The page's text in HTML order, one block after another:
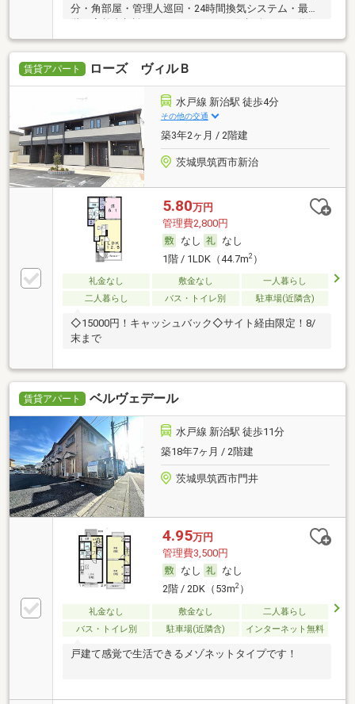
分・角部屋・管理人巡回・24時間換気システム・最上
・初期費用カード決済可
賃貸アパート ローズ ヴィルＢ
水戸線 新治駅 徒歩4分
その他の交通
築3年2ヶ月 / 2階建
茨城県筑西市新治
5.80万円
管理費2,800円
なし
なし
1階 / 1LDK（44.7m2）
礼金なし 敷金なし
一人暮らし
二人暮らし
バス・トイレ別 駐車場(近隣含)
◇15000円！キャッシュバック◇サイト経由限定！8/
末まで
賃貸アパート ベルヴェデール
水戸線 新治駅 徒歩11分
築18年7ヶ月 / 2階建
茨城県筑西市門井
4.95万円
管理費3,500円
なし
なし
2階 / 2DK（53m2）
礼金なし 敷金なし
二人暮らし
バス・トイレ別
駐車場(近隣含) インターネット無料
戸建て感覚で生活できるメゾネットタイプです！